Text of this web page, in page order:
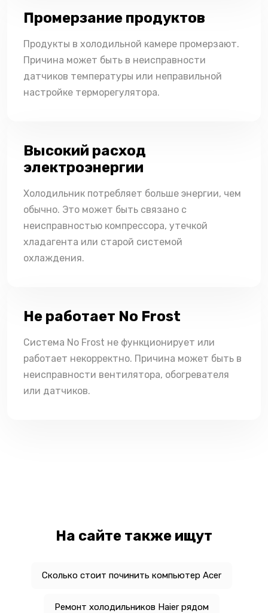
Промерзание продуктов
Продукты в холодильной камере промерзают.
Причина может быть в неисправности
датчиков температуры или неправильной
настройке терморегулятора.
Высокий расход
электроэнергии
Холодильник потребляет больше энергии, чем
обычно. Это может быть связано с
неисправностью компрессора, утечкой
хладагента или старой системой
охлаждения.
Не работает No Frost
Система No Frost не функционирует или
работает некорректно. Причина может быть в
неисправности вентилятора, обогревателя
или датчиков.
На сайте также ищут
Сколько стоит починить компьютер Acer
Ремонт холодильников Haier рядом